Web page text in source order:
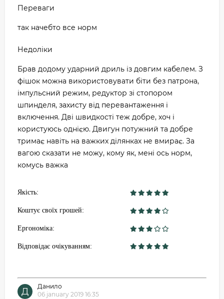
Переваги
так начебто все норм
Недоліки
Брав додому ударний дриль із довгим кабелем. З
фішок можна використовувати біти без патрона,
імпульсний режим, редуктор зі стопором
шпинделя, захисту від перевантаження і
включення. Дві швидкості теж добре, хоч і
користуюсь однією. Двигун потужний та добре
тримає навіть на важких ділянках не вмирає. За
вагою сказати не можу, кому як, мені ось норм,
комусь важка
Якість:
Коштує своїх грошей:
Ергономіка:
Відповідає очікуванням:
Д
Данило
06 january 2019 16:35